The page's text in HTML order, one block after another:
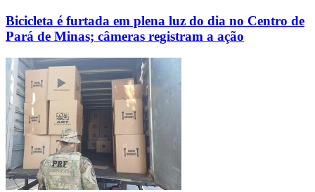
Bicicleta é furtada em plena luz do dia no Centro de
Pará de Minas; câmeras registram a ação